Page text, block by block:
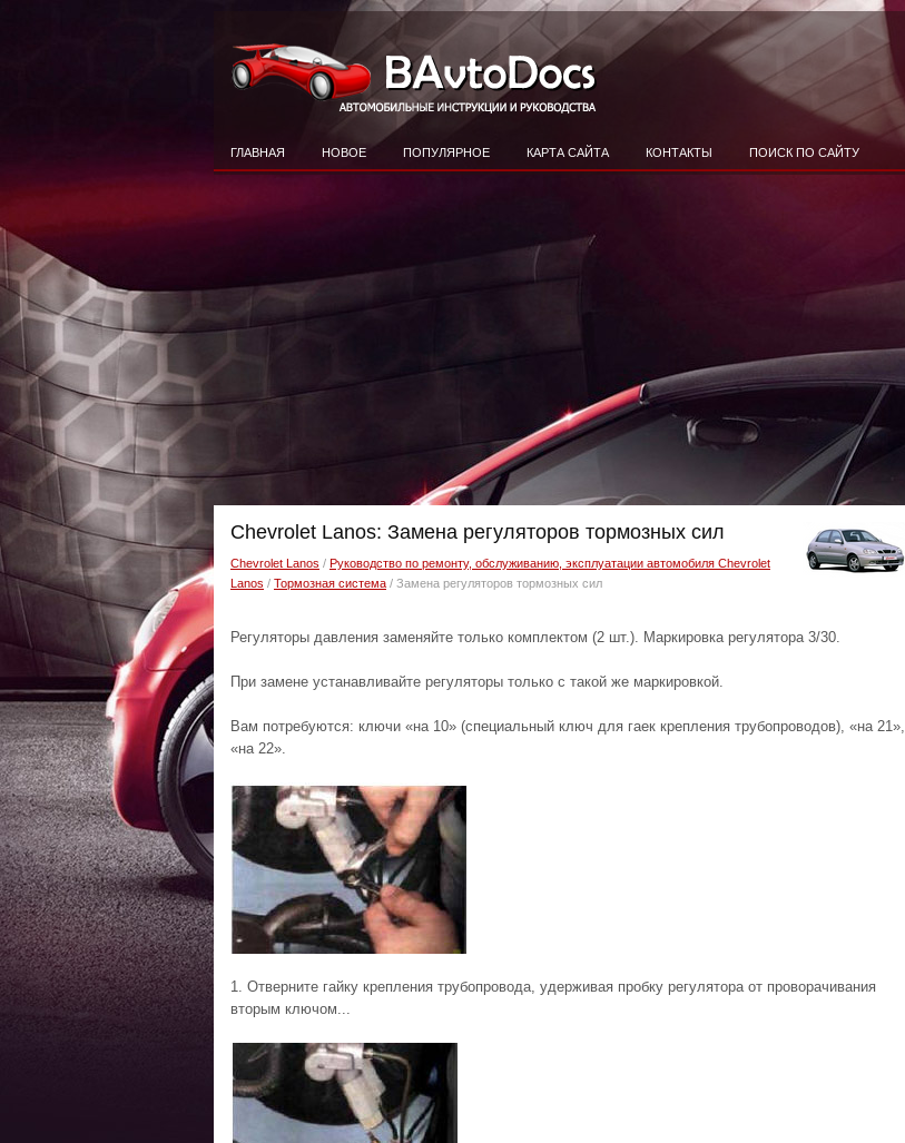
ГЛАВНАЯ НОВОЕ ПОПУЛЯРНОЕ КАРТА САЙТА КОНТАКТЫ ПОИСК ПО САЙТУ
Chevrolet Lanos: Замена регуляторов тормозных сил
Chevrolet Lanos / Руководство по ремонту, обслуживанию, эксплуатации автомобиля Chevrolet
Lanos / Тормозная система / Замена регуляторов тормозных сил
Регуляторы давления заменяйте только комплектом (2 шт.). Маркировка регулятора 3/30.
При замене устанавливайте регуляторы только с такой же маркировкой.
Вам потребуются: ключи «на 10» (специальный ключ для гаек крепления трубопроводов), «на 21»,
«на 22».
1. Отверните гайку крепления трубопровода, удерживая пробку регулятора от проворачивания
вторым ключом...